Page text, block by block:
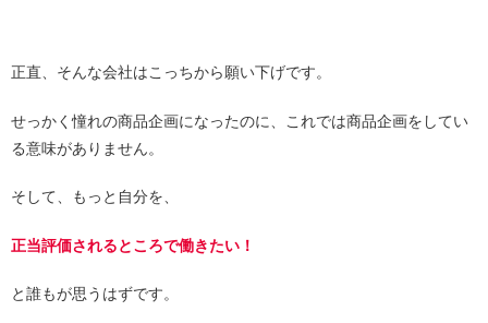
正直、そんな会社はこっちから願い下げです。
せっかく憧れの商品企画になったのに、これでは商品企画をしてい
る意味がありません。
そして、もっと自分を、
正当評価されるところで働きたい！
と誰もが思うはずです。